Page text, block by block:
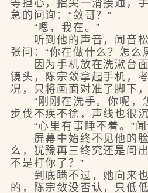
等担心，指尖一滑接通，
急的问询：“敛哥？”
“嗯，我在。”
听到他的声音，闻音松
张问：“你在做什么？怎么
因为手机放在洗漱台面
镜头，陈宗敛拿起手机，
况，只将画面对准了脚下
“刚刚在洗手。你呢，
步伐不疾不徐，声线也很沉
“心里有事睡不着。”闻
屏幕中始终不见他的脸
么，犹豫再三终究还是问
不是打你了？”
到底瞒不过，她向来也
的，陈宗敛没否认，只低低